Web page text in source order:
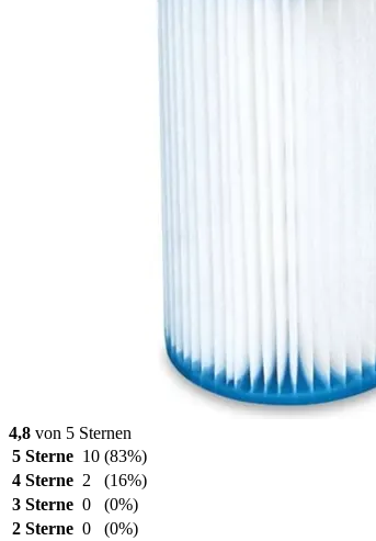
4,8 von 5 Sternen
5 Sterne 10 (83%)
4 Sterne 2
(16%)
3 Sterne 0
(0%)
2 Sterne 0
(0%)